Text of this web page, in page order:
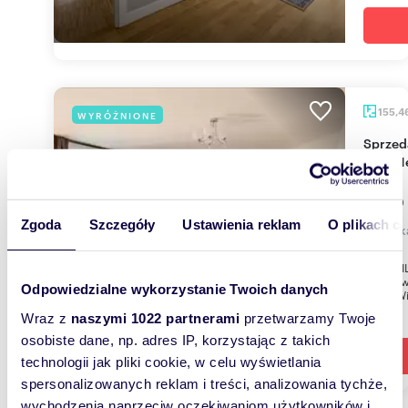
Zgoda Szczegóły Ustawienia reklam O plikach
Odpowiedzialne wykorzystanie Twoich danych
Wraz z naszymi 1022 partnerami przetwarzamy Twoje
osobiste dane, np. adres IP, korzystając z takich
technologii jak pliki cookie, w celu wyświetlania
spersonalizowanych reklam i treści, analizowania tychże,
WYRÓŻNIONE
Sprzedam dwupoziomowy apartament 155 m²
przy
1 990
Metro